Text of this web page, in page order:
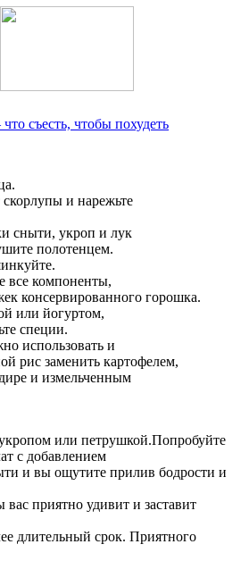
съесть, чтобы похудеть
и нарежьте
сныти, укроп и лук
полотенцем.
все компоненты,
консервированного горошка.
или йогуртом,
специи.
использовать и
рис заменить картофелем,
и измельченным
или петрушкой.Попробуйте
с добавлением
и вы ощутите прилив бодрости и
приятно удивит и заставит
длительный срок. Приятного